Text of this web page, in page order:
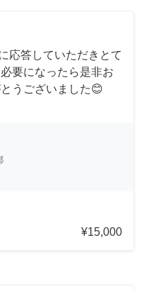
応答していただきとて
要になったら是非お
うございました😊
¥15,000